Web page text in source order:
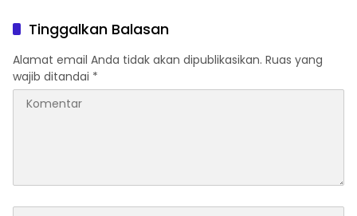
Tinggalkan Balasan
Alamat email Anda tidak akan dipublikasikan. Ruas yang
wajib ditandai *